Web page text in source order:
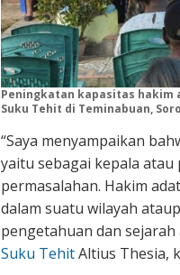
Peningkatan kapasitas hakim
Suku Tehit di Teminabuan,
“Saya menyampaikan
yaitu sebagai kepala
permasalahan. Hakim
dalam suatu wilayah
pengetahuan dan
Suku TehitAltius Thesia,